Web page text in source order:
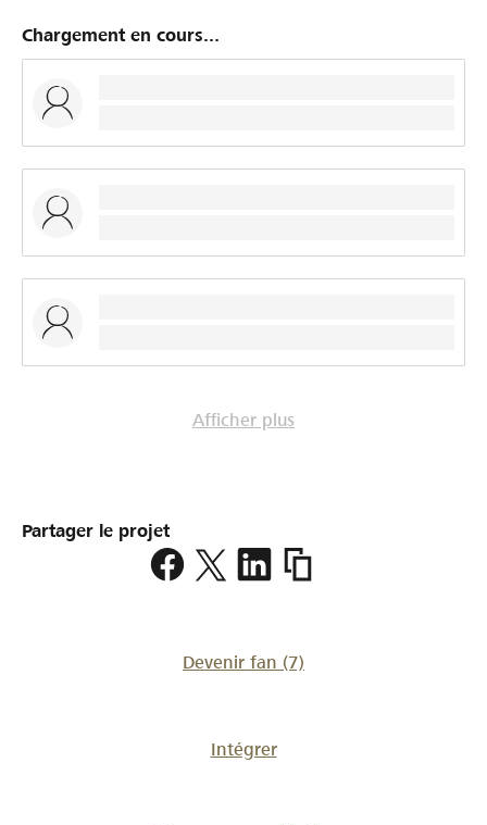
Chargement en cours...
Afficher plus
Partager le projet
https://
bellach-
Devenir fan (7)
Intégrer